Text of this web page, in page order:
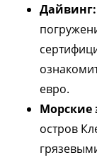
Дайвинг:
евро.
Морские
остров